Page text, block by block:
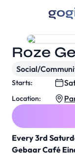
Every 3rd
Gebaar Café
Roze
Social/
Starts:
Location: